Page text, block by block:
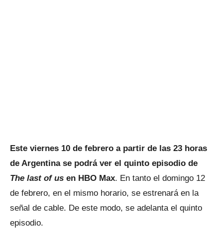
Este viernes 10 de febrero a partir de las 23 horas
de Argentina se podrá ver el quinto episodio de
The last of us en HBO Max. En tanto el domingo 12
de febrero, en el mismo horario, se estrenará en la
señal de cable. De este modo, se adelanta el quinto
episodio.